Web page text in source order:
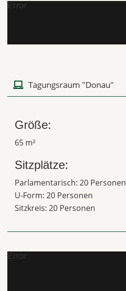
Error
Tagungsraum "Donau"
Größe:
65 m²
Sitzplätze:
Parlamentarisch: 20 Personen
U-Form: 20 Personen
Sitzkreis: 20 Personen
Error